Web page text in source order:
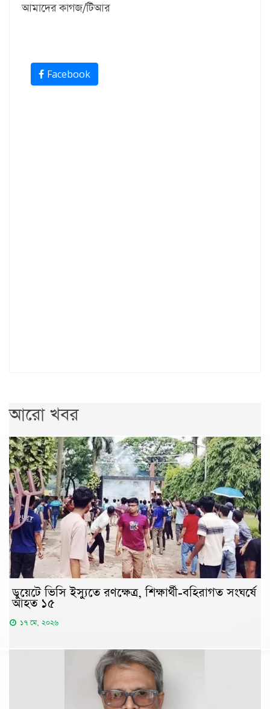
আমাদের কাগজ/টিআর
Facebook
আরো খবর
ডুয়েটে ভিসি ইস্যুতে রণক্ষেত্র, শিক্ষার্থী-বহিরাগত সংঘর্ষে
আহত ১৫
১৭ মে, ২০২৬